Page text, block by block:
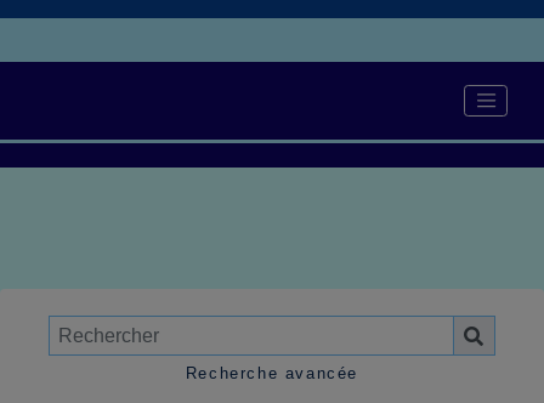
Recherche avancée